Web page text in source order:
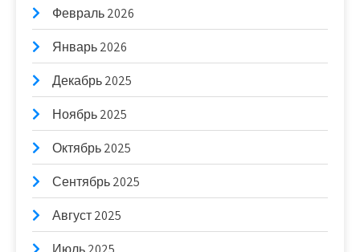
Февраль 2026
Январь 2026
Декабрь 2025
Ноябрь 2025
Октябрь 2025
Сентябрь 2025
Август 2025